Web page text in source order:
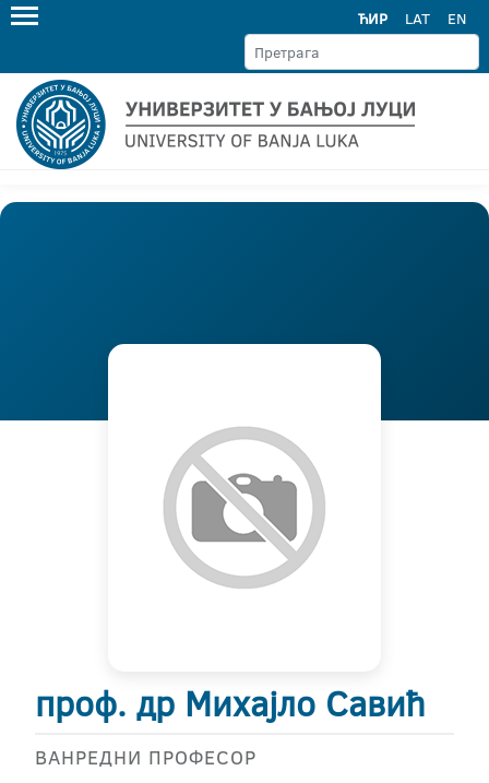
ЋИР LAT EN
проф. др Михајло Савић
ВАНРЕДНИ ПРОФЕСОР